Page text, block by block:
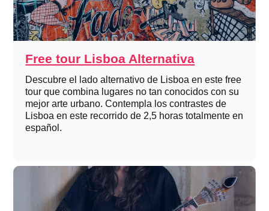
Free tour Lisboa Alternativa
Descubre el lado alternativo de Lisboa en este free
tour que combina lugares no tan conocidos con su
mejor arte urbano. Contempla los contrastes de
Lisboa en este recorrido de 2,5 horas totalmente en
español.